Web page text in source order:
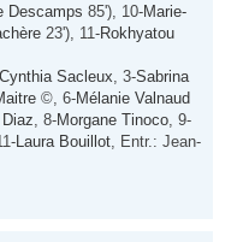
Descamps 85'), 10-Marie-
23'), 11-Rokhyatou
Cynthia Sacleux , 3-Sabrina
©, 6-Mélanie Valnaud
, 8-Morgane Tinoco , 9-
Laura Bouillot , Entr.: Jean-